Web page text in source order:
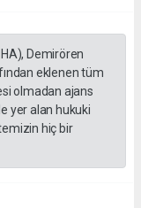
Demirören
eklenen tüm
olmadan ajans
yer alan hukuki
hiç bir